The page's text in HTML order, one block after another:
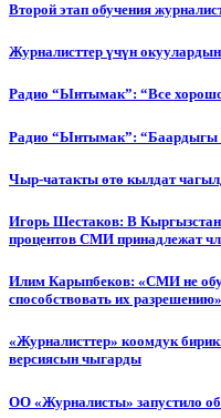
Второй этап обучения
Журналисттер үчүн
Радио “Ынтымак”: “Все
Радио “Ынтымак”:
Чыр-чатакты өтө кылдат
Игорь Шестаков: В
процентов СМИ принадлежат
Илим Карыпбеков: «СМИ не
способствовать их разрешению»
«Журналисттер» коомдук
версиясын чыгарды
ОО «Журналисты» запустило